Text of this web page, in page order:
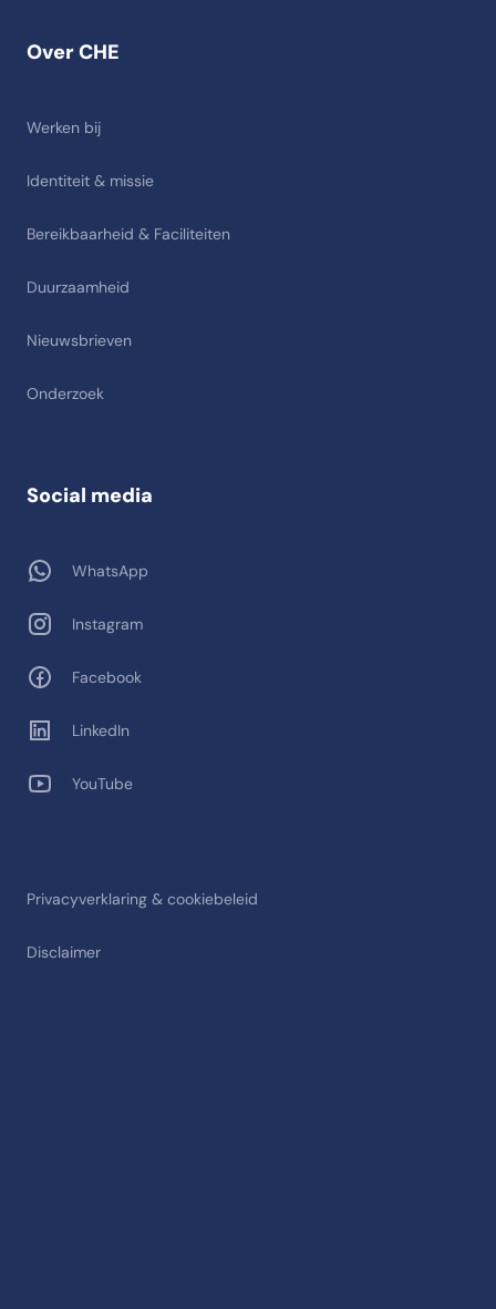
Over CHE
Werken bij
Identiteit & missie
Bereikbaarheid & Faciliteiten
Duurzaamheid
Nieuwsbrieven
Onderzoek
Privacyverklaring & cookiebeleid
Disclaimer
Social media
WhatsApp
Instagram
Facebook
LinkedIn
YouTube